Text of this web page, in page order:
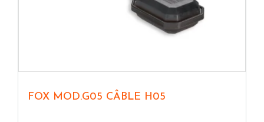
FOX MOD.G05 CÂBLE H05